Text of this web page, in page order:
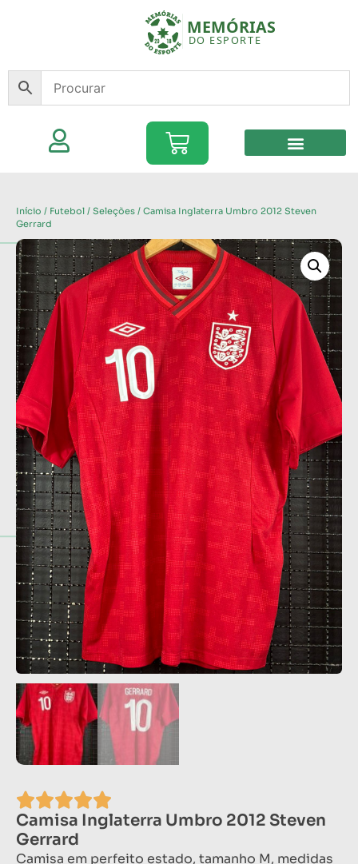
Início / Futebol / Seleções / Camisa Inglaterra Umbro 2012 Steven
Gerrard
Camisa Inglaterra Umbro 2012 Steven
Gerrard
Camisa em perfeito estado, tamanho M, medidas